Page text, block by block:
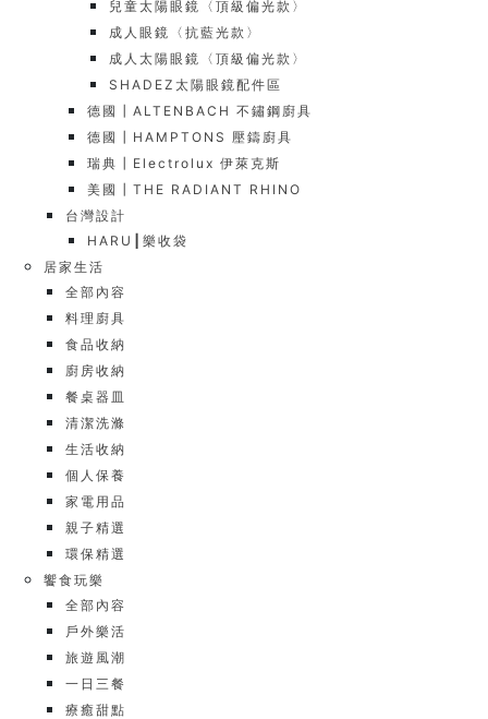
兒童太陽眼鏡〈頂級偏光款〉
成人眼鏡〈抗藍光款〉
成人太陽眼鏡〈頂級偏光款〉
SHADEZ太陽眼鏡配件區
德國┃ALTENBACH 不鏽鋼廚具
德國┃HAMPTONS 壓鑄廚具
瑞典┃Electrolux 伊萊克斯
美國┃THE RADIANT RHINO
台灣設計
HARU┃樂收袋
居家生活
全部內容
料理廚具
食品收納
廚房收納
餐桌器皿
清潔洗滌
生活收納
個人保養
家電用品
親子精選
環保精選
饗食玩樂
全部內容
戶外樂活
旅遊風潮
一日三餐
療癒甜點